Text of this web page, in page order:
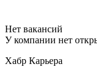
Нет вакансий
У компании нет
Хабр Карьера